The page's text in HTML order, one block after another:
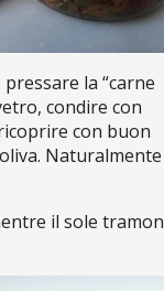
la “carne
condire con
con buon
Naturalmente
il sole